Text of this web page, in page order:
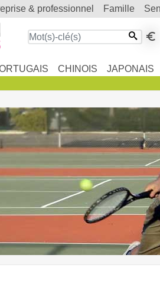
& professionnel famille
CHINOIS JAPONAIS